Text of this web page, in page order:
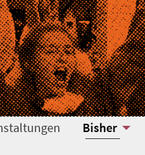
Bisher